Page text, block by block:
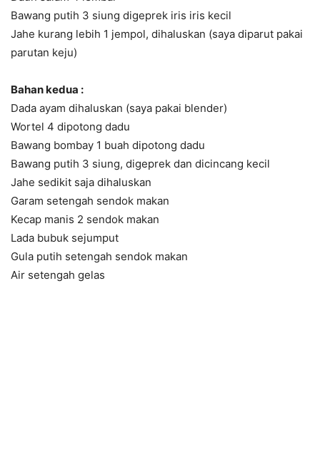
Bawang putih 3 siung digeprek iris iris kecil
Jahe kurang lebih 1 jempol, dihaluskan (saya diparut pakai
parutan keju)
Bahan kedua :
Dada ayam dihaluskan (saya pakai blender)
Wortel 4 dipotong dadu
Bawang bombay 1 buah dipotong dadu
Bawang putih 3 siung, digeprek dan dicincang kecil
Jahe sedikit saja dihaluskan
Garam setengah sendok makan
Kecap manis 2 sendok makan
Lada bubuk sejumput
Gula putih setengah sendok makan
Air setengah gelas